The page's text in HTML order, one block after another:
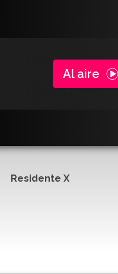
Al aire
Residente X